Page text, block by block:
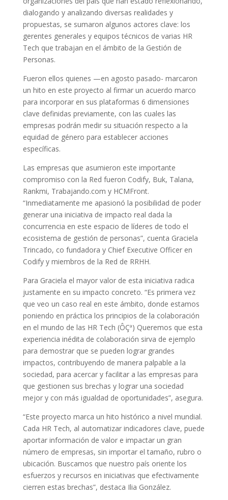
dialogando y analizando diversas realidades y
propuestas, se sumaron algunos actores clave: los
gerentes generales y equipos técnicos de varias HR
Tech que trabajan en el ámbito de la Gestión de
Personas.
Fueron ellos quienes —en agosto pasado- marcaron
un hito en este proyecto al firmar un acuerdo marco
para incorporar en sus plataformas 6 dimensiones
clave definidas previamente, con las cuales las
empresas podrán medir su situación respecto a la
equidad de género para establecer acciones
específicas.
Las empresas que asumieron este importante
compromiso con la Red fueron Codify, Buk, Talana,
Rankmi, Trabajando.com y HCMFront.
“Inmediatamente me apasionó la posibilidad de poder
generar una iniciativa de impacto real dada la
concurrencia en este espacio de líderes de todo el
ecosistema de gestión de personas”, cuenta Graciela
Trincado, co fundadora y Chief Executive Officer en
Codify y miembros de la Red de RRHH.
Para Graciela el mayor valor de esta iniciativa radica
justamente en su impacto concreto. “Es primera vez
que veo un caso real en este ámbito, donde estamos
poniendo en práctica los principios de la colaboración
en el mundo de las HR Tech (ÔÇª) Queremos que esta
experiencia inédita de colaboración sirva de ejemplo
para demostrar que se pueden lograr grandes
impactos, contribuyendo de manera palpable a la
sociedad, para acercar y facilitar a las empresas para
que gestionen sus brechas y lograr una sociedad
mejor y con más igualdad de oportunidades”, asegura.
“Este proyecto marca un hito histórico a nivel mundial.
Cada HR Tech, al automatizar indicadores clave, puede
aportar información de valor e impactar un gran
número de empresas, sin importar el tamaño, rubro o
ubicación. Buscamos que nuestro país oriente los
esfuerzos y recursos en iniciativas que efectivamente
cierren estas brechas”, destaca Ilia González.